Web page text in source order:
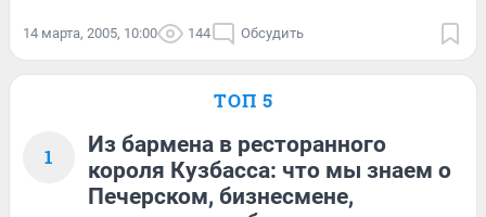
14 марта, 2005, 10:00 144 Обсудить
ТОП 5
1
Из бармена в ресторанного
короля Кузбасса: что мы знаем о
Печерском, бизнесмене,